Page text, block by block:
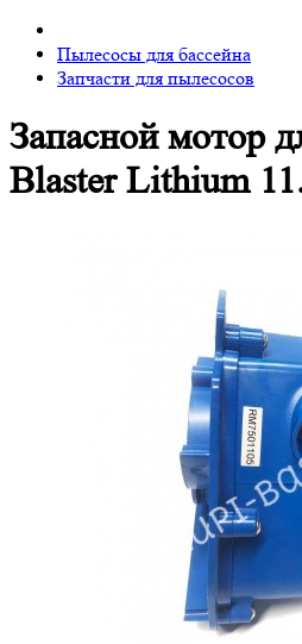
Пылесосы для бассейна
Запчасти для пылесосов
Запасной мотор
Blaster Lithium